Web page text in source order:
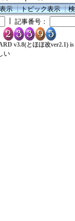
示┃トピック表示┃
記事番号：
v3.8(とほほ改ver2.1) is
い